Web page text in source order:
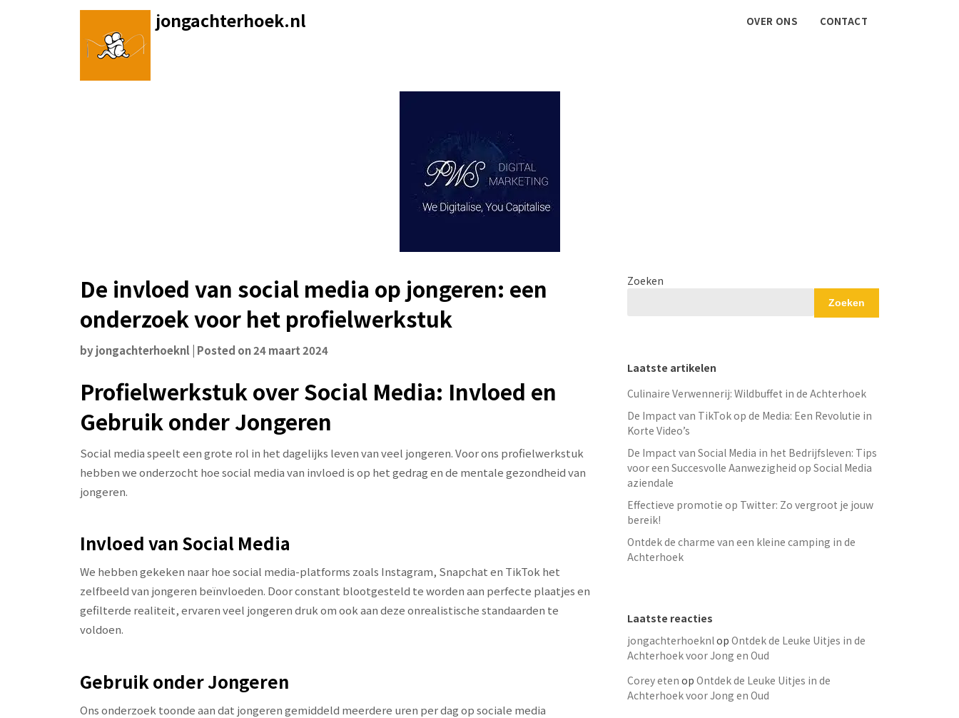
jongachterhoek.nl OVER ONS CONTACT
De invloed van social media op jongeren: een
onderzoek voor het profielwerkstuk
byjongachterhoeknl Posted on24 maart 2024
Profielwerkstuk over Social Media: Invloed en
Gebruik onder Jongeren
Social media speelt een grote rol in het dagelijks leven van veel jongeren. Voor ons profielwerkstuk
hebben we onderzocht hoe social media van invloed is op het gedrag en de mentale gezondheid van
jongeren.
Invloed van Social Media
We hebben gekeken naar hoe social media-platforms zoals Instagram, Snapchat en TikTok het
zelfbeeld van jongeren beïnvloeden. Door constant blootgesteld te worden aan perfecte plaatjes en
gefilterde realiteit, ervaren veel jongeren druk om ook aan deze onrealistische standaarden te
voldoen.
Gebruik onder Jongeren
Ons onderzoek toonde aan dat jongeren gemiddeld meerdere uren per dag op sociale media
Zoeken
Zoeken
Laatste artikelen
Culinaire Verwennerij: Wildbuffet in de Achterhoek
De Impact van TikTok op de Media: Een Revolutie in
Korte Video’s
De Impact van Social Media in het Bedrijfsleven: Tips
voor een Succesvolle Aanwezigheid op Social Media
aziendale
Effectieve promotie op Twitter: Zo vergroot je jouw
bereik!
Ontdek de charme van een kleine camping in de
Achterhoek
Laatste reacties
jongachterhoeknlop Ontdek de Leuke Uitjes in de
Achterhoek voor Jong en Oud
Corey eten op Ontdek de Leuke Uitjes in de
Achterhoek voor Jong en Oud